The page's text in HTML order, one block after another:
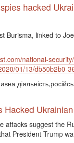
hacked
Burisma, linked to
national-
01/13/db50b2b0-
Hacked
attacks suggest the
President Trump